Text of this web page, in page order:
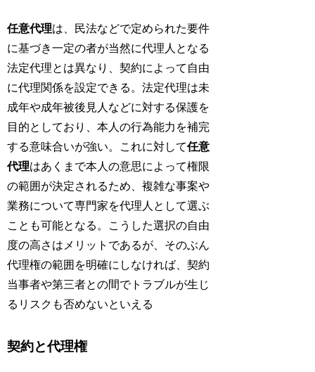
任意代理は、民法などで定められた要件
に基づき一定の者が当然に代理人となる
法定代理とは異なり、契約によって自由
に代理関係を設定できる。法定代理は未
成年や成年被後見人などに対する保護を
目的としており、本人の行為能力を補完
する意味合いが強い。これに対して任意
代理はあくまで本人の意思によって権限
の範囲が決定されるため、複雑な事案や
業務について専門家を代理人として選ぶ
ことも可能となる。こうした選択の自由
度の高さはメリットであるが、そのぶん
代理権の範囲を明確にしなければ、契約
当事者や第三者との間でトラブルが生じ
るリスクも否めないといえる
契約と代理権